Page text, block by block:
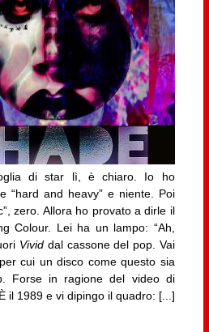
di star lì, è chiaro. Io ho
“hard and heavy” e niente. Poi
zero. Allora ho provato a dirle il
Colour. Lei ha un lampo: “Ah,
Vivid dal cassone del pop. Vai
cui un disco come questo sia
Forse in ragione del video di
il 1989 e vi dipingo il quadro: [...]